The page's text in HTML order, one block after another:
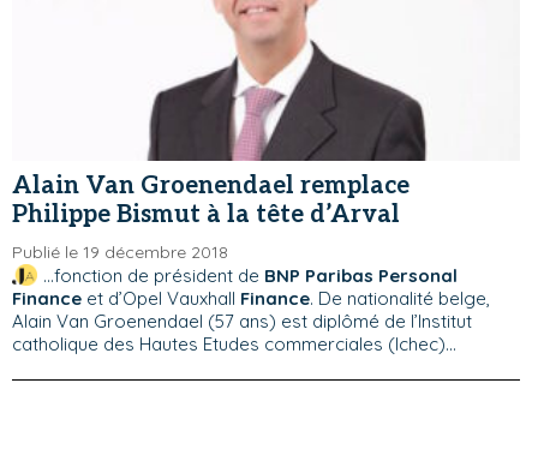
Alain Van Groenendael remplace
Philippe Bismut à la tête d’Arval
Publié le 19 décembre 2018
...fonction de président de BNP Paribas Personal
Finance et d’Opel Vauxhall Finance. De nationalité belge,
Alain Van Groenendael (57 ans) est diplômé de l’Institut
catholique des Hautes Etudes commerciales (Ichec)...